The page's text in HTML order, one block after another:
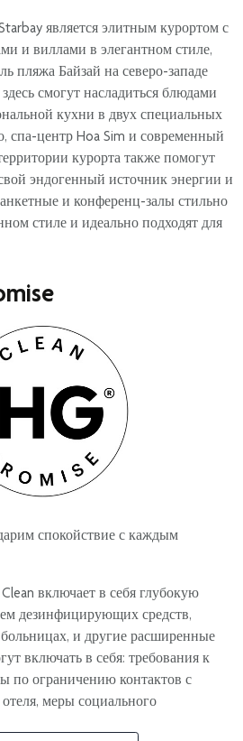
могут быть удалены, а
в соответствующие органы.
спокойной и безопасной
является элитным курортом с
и виллами в элегантном стиле,
пляжа Байзай на северо-западе
смогут насладиться блюдами
кухни в двух специальных
спа-центр Hoa Sim и современный
курорта также помогут
эндогенный источник энергии и
и конференц-залы стильно
стиле и идеально подходят для
спокойствие с каждым
включает в себя глубокую
дезинфицирующих средств,
и другие расширенные
включать в себя: требования к
по ограничению контактов с
меры социального